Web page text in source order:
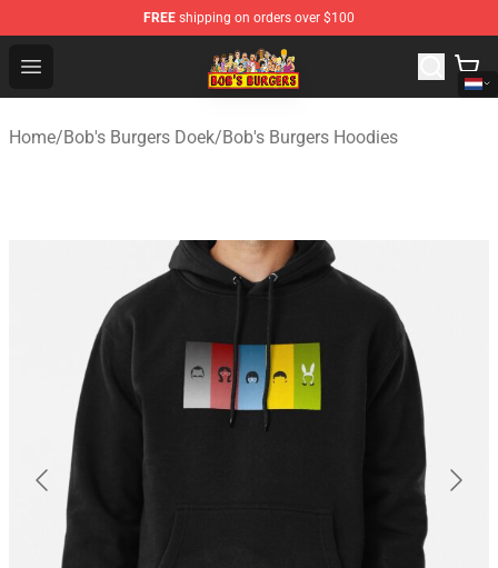
FREE shipping on orders over $100
Open menu
Bob's Burgers Store - Official Bob's Burgers Merchandise
Home/Bob's Burgers Doek/Bob's Burgers Hoodies